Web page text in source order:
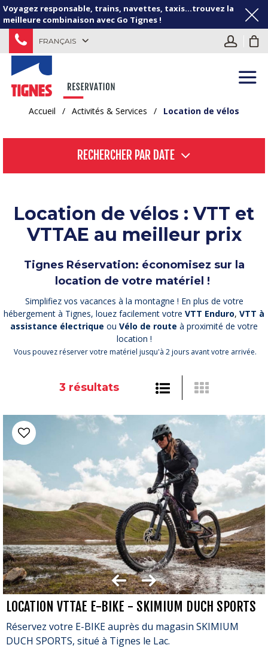
Voyagez responsable, trains, navettes, taxis...trouvez la
meilleure combinaison avec Go Tignes !
FRANÇAIS
Accueil / Activités & Services / Location de vélos
RECHERCHER PAR DATE
Location de vélos : VTT et
VTTAE au meilleur prix
Tignes Réservation: économisez sur la
location de votre matériel !
Simplifiez vos vacances à la montagne ! En plus de votre
hébergement à Tignes, louez facilement votre VTT Enduro, VTT à
assistance électrique ou Vélo de route à proximité de votre
location !
Vous pouvez réserver votre matériel jusqu'à 2 jours avant votre arrivée.
3 résultats
LOCATION VTTAE E-BIKE - SKIMIUM DUCH SPORTS
Réservez votre E-BIKE auprès du magasin SKIMIUM
DUCH SPORTS, situé à Tignes le Lac.